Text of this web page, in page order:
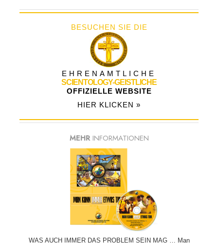
BESUCHEN SIE DIE
EHRENAMTLICHE
SCIENTOLOGY-GEISTLICHE
OFFIZIELLE WEBSITE
HIER KLICKEN »
MEHR INFORMATIONEN
WAS AUCH IMMER DAS PROBLEM SEIN MAG … Man